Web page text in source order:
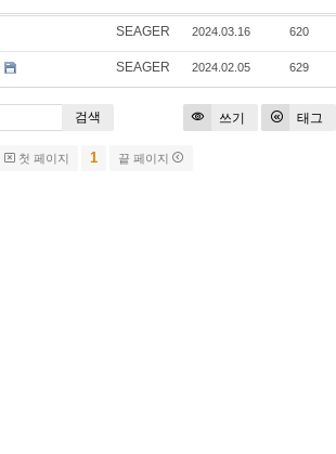
SEAGER 2024.03.16 620
SEAGER 2024.02.05 629
쓰기 태그
검색
첫 페이지 1 끝 페이지